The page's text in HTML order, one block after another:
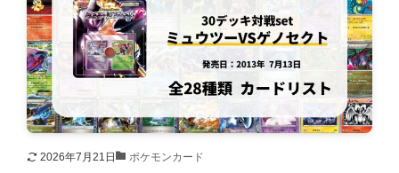
2026年7月21日 ポケモンカード